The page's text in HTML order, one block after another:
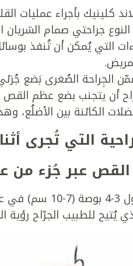
النوع جراحتي صمام
التي يُمكن أن تُنفذ
الجِراحة الصُغرى بَضع
أن يتجنب بضع عظم
الكائنة بين الأضلُع،
التي تُجرى
عبر جُزء من
يتم عمل فتحة
يُتيح للطبيب الجرّاح رؤية